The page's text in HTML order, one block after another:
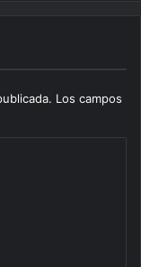
Los campos